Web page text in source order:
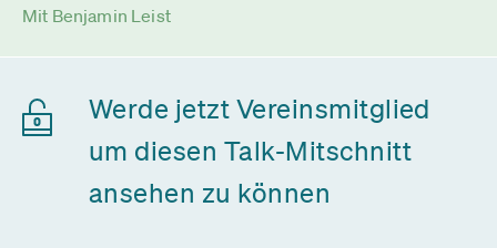
Mit Benjamin Leist
Werde jetzt Vereinsmitglied
um diesen Talk-Mitschnitt
ansehen zu können